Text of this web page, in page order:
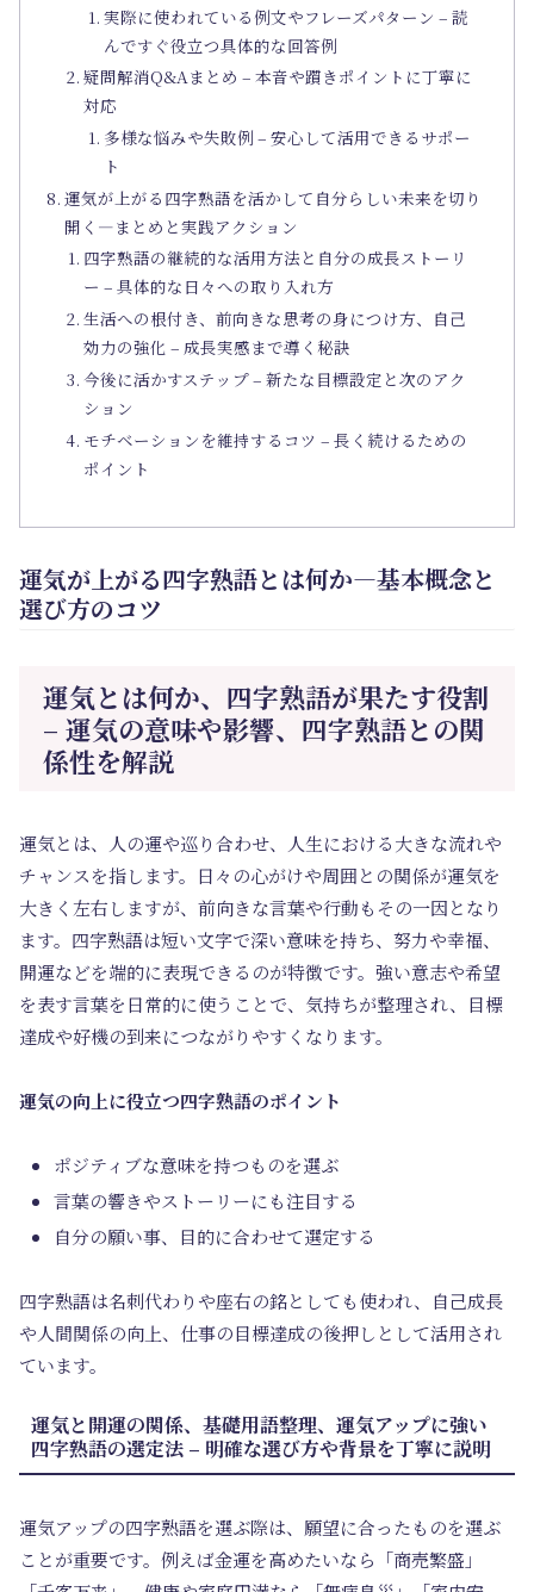
実際に使われている例文やフレーズパターン – 読
んですぐ役立つ具体的な回答例
疑問解消Q&Aまとめ – 本音や躓きポイントに丁寧に
対応
多様な悩みや失敗例 – 安心して活用できるサポー
ト
運気が上がる四字熟語を活かして自分らしい未来を切り
開く―まとめと実践アクション
四字熟語の継続的な活用方法と自分の成長ストーリ
ー – 具体的な日々への取り入れ方
生活への根付き、前向きな思考の身につけ方、自己
効力の強化 – 成長実感まで導く秘訣
今後に活かすステップ – 新たな目標設定と次のアク
ション
モチベーションを維持するコツ – 長く続けるための
ポイント
運気が上がる四字熟語とは何か―基本概念と
選び方のコツ
運気とは何か、四字熟語が果たす役割
– 運気の意味や影響、四字熟語との関
係性を解説
運気とは、人の運や巡り合わせ、人生における大きな流れや
チャンスを指します。日々の心がけや周囲との関係が運気を
大きく左右しますが、前向きな言葉や行動もその一因となり
ます。四字熟語は短い文字で深い意味を持ち、努力や幸福、
開運などを端的に表現できるのが特徴です。強い意志や希望
を表す言葉を日常的に使うことで、気持ちが整理され、目標
達成や好機の到来につながりやすくなります。
運気の向上に役立つ四字熟語のポイント
ポジティブな意味を持つものを選ぶ
言葉の響きやストーリーにも注目する
自分の願い事、目的に合わせて選定する
四字熟語は名刺代わりや座右の銘としても使われ、自己成長
や人間関係の向上、仕事の目標達成の後押しとして活用され
ています。
運気と開運の関係、基礎用語整理、運気アップに強い
四字熟語の選定法 – 明確な選び方や背景を丁寧に説明
運気アップの四字熟語を選ぶ際は、願望に合ったものを選ぶ
ことが重要です。例えば金運を高めたいなら「商売繁盛」